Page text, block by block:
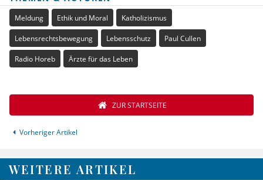
Meldung Ethik und Moral Katholizismus
Lebensrechtsbewegung Lebensschutz Paul Cullen
Radio Horeb Ärzte für das Leben
Vorheriger Artikel
ZUR STARTSEITE
WEITERE ARTIKEL